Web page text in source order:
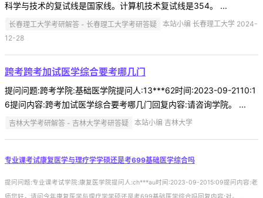
科学与技术的复试线是国家线。计算机技术复试线是354。 ...
长春理工大学考研解答 - 长春理工大学考研答疑
本站小编 长春理工大学 2024-
12-28
跨考跨考加试医学综合要考哪几门
提问问题:跨考学院:基础医学院提问人:13***62时间:2023-09-2110:1
6提问内容:跨考加试医学综合要考哪几门回复内容:请咨询学院。 ...
吉林大学考研解答 - 吉林大学考研答疑 本站小编 吉林大学
专业课考试康复医学与理疗学学硕还是考699基础医学综合吗
提问问题:专业课考试学院:康复医学院提问人:ch***au时间:2023-09-2015:09提问内容:老